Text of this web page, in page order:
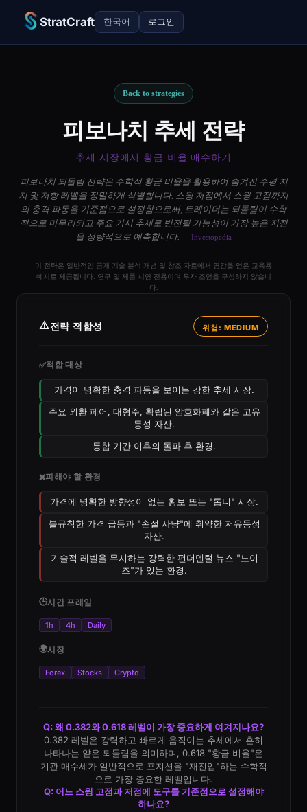
StratCraft 한국어 로그인
Back to strategies
피보나치 추세 전략
추세 시장에서 황금 비율 매수하기
피보나치 되돌림 전략은 수학적 황금 비율을 활용하여 숨겨진 수평 지
지 및 저항 레벨을 정밀하게 식별합니다. 스윙 저점에서 스윙 고점까지
의 충격 파동을 기준점으로 설정함으로써, 트레이더는 되돌림이 수학
적으로 마무리되고 주요 거시 추세로 반전될 가능성이 가장 높은 지점
을 정량적으로 예측합니다. — Investopedia
이 전략은 일반적인 공개 기술 분석 개념 및 참조 자료에서 영감을 얻은 교육용
예시로 제공됩니다. 연구 및 제품 시연 전용이며 투자 조언을 구성하지 않습니
다.
⚠️전략 적합성 위험: MEDIUM
✅적합 대상
가격이 명확한 충격 파동을 보이는 강한 추세 시장.
주요 외환 페어, 대형주, 확립된 암호화폐와 같은 고유
동성 자산.
통합 기간 이후의 돌파 후 환경.
❌피해야 할 환경
가격에 명확한 방향성이 없는 횡보 또는 "톱니" 시장.
불규칙한 가격 급등과 "손절 사냥"에 취약한 저유동성
자산.
기술적 레벨을 무시하는 강력한 펀더멘털 뉴스 "노이
즈"가 있는 환경.
🕒시간 프레임
1h 4h Daily
🌍시장
Forex Stocks Crypto
Q: 왜 0.382와 0.618 레벨이 가장 중요하게 여겨지나요?
0.382 레벨은 강력하고 빠르게 움직이는 추세에서 흔히
나타나는 얕은 되돌림을 의미하며, 0.618 "황금 비율"은
기관 매수세가 일반적으로 포지션을 "재진입"하는 수학적
으로 가장 중요한 레벨입니다.
Q: 어느 스윙 고점과 저점에 도구를 기준점으로 설정해야
하나요?